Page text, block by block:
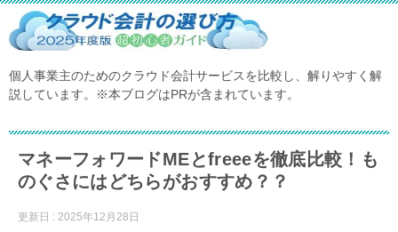
個人事業主のためのクラウド会計サービスを比較し、解りやすく解
説しています。※本ブログはPRが含まれています。
マネーフォワードMEとfreeeを徹底比較！も
のぐさにはどちらがおすすめ？？
更新日 : 2025年12月28日